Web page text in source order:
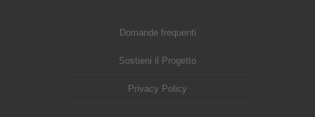
Domande frequenti
Sostieni il Progetto
Privacy Policy